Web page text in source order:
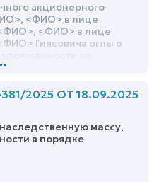
акционерного
<ФИО> в лице
<ФИО> в лице
Гиясовича оглы о
Взыскать с
<ФИО>, в пользу
Сбербанк в лице
№
на предоставление
линии № от <дата> в
восемьсот) руб. (1/3
2025 ОТ 18.09.2025
массу,
в порядке